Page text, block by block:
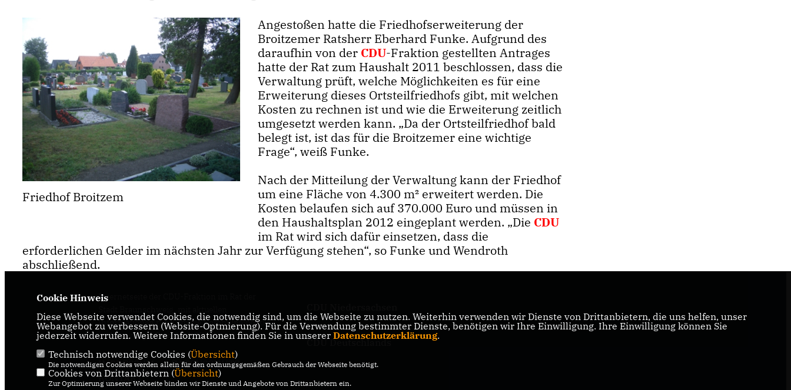
Friedhof Broitzem
Angestoßen hatte die Friedhofserweiterung der
Broitzemer Ratsherr Eberhard Funke. Aufgrund des
daraufhin von der CDU-Fraktion gestellten Antrages
hatte der Rat zum Haushalt 2011 beschlossen, dass die
Verwaltung prüft, welche Möglichkeiten es für eine
Erweiterung dieses Ortsteilfriedhofs gibt, mit welchen
Kosten zu rechnen ist und wie die Erweiterung zeitlich
umgesetzt werden kann. „Da der Ortsteilfriedhof bald
belegt ist, ist das für die Broitzemer eine wichtige
Frage“, weiß Funke.
Nach der Mitteilung der Verwaltung kann der Friedhof
um eine Fläche von 4.300 m² erweitert werden. Die
Kosten belaufen sich auf 370.000 Euro und müssen in
den Haushaltsplan 2012 eingeplant werden. „Die CDU
im Rat wird sich dafür einsetzen, dass die
erforderlichen Gelder im nächsten Jahr zur Verfügung stehen“, so Funke und Wendroth
abschließend.
Internetseite der CDU-Fraktion im Rat der
Informationen rund um die Kommunalpolitik
in der zweitgrößten Stadt Niedersachsens.
IMPRESSUM
DATENSCHUTZ
KONTAKT
CDU Deutschlands
Cookie Hinweis
Diese Webseite verwendet Cookies, die notwendig sind, um die Webseite zu nutzen. Weiterhin verwenden wir Dienste von Drittanbietern, die uns helfen, unser
Webangebot zu verbessern (Website-Optmierung). Für die Verwendung bestimmter Dienste, benötigen wir Ihre Einwilligung. Ihre Einwilligung können Sie
jederzeit widerrufen. Weitere Informationen finden Sie in unserer Datenschutzerklärung.
Technisch notwendige Cookies (Übersicht)
Die notwendigen Cookies werden allein für den ordnungsgemäßen Gebrauch der Webseite benötigt.
Cookies von Drittanbietern (Übersicht)
Zur Optimierung unserer Webseite binden wir Dienste und Angebote von Drittanbietern ein.